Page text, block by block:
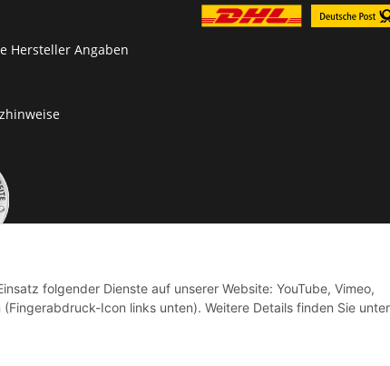
folgender Dienste auf unserer Website: YouTube, Vimeo,
Icon links unten). Weitere Details finden Sie unter
Hersteller Angaben